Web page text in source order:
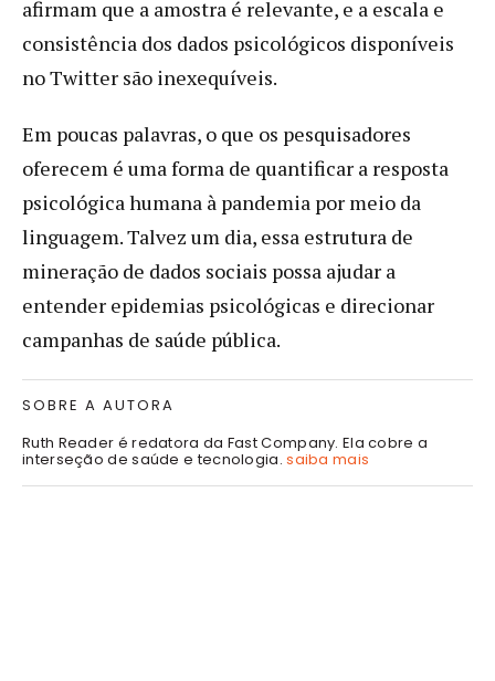
afirmam que a amostra é relevante, e a escala e
consistência dos dados psicológicos disponíveis
no Twitter são inexequíveis.
Em poucas palavras, o que os pesquisadores
oferecem é uma forma de quantificar a resposta
psicológica humana à pandemia por meio da
linguagem. Talvez um dia, essa estrutura de
mineração de dados sociais possa ajudar a
entender epidemias psicológicas e direcionar
campanhas de saúde pública.
SOBRE A AUTORA
Ruth Reader é redatora da Fast Company. Ela cobre a
interseção de saúde e tecnologia.saiba mais